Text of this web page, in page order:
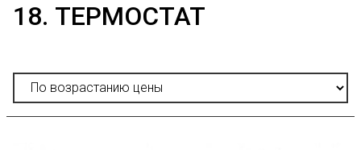
18. ТЕРМОСТАТ